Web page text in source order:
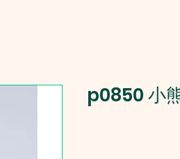
p0850 小